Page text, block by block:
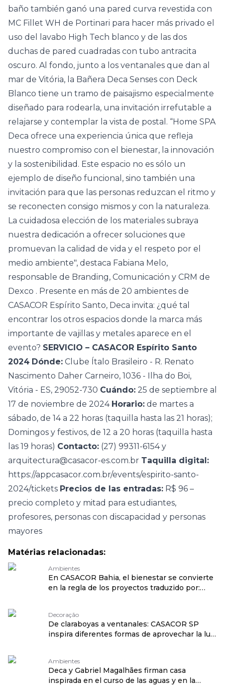
baño también ganó una pared curva revestida con
MC Fillet WH de Portinari para hacer más privado el
uso del lavabo High Tech blanco y de las dos
duchas de pared cuadradas con tubo antracita
oscuro. Al fondo, junto a los ventanales que dan al
mar de Vitória, la Bañera Deca Senses con Deck
Blanco tiene un tramo de paisajismo especialmente
diseñado para rodearla, una invitación irrefutable a
relajarse y contemplar la vista de postal. “Home SPA
Deca ofrece una experiencia única que refleja
nuestro compromiso con el bienestar, la innovación
y la sostenibilidad. Este espacio no es sólo un
ejemplo de diseño funcional, sino también una
invitación para que las personas reduzcan el ritmo y
se reconecten consigo mismos y con la naturaleza.
La cuidadosa elección de los materiales subraya
nuestra dedicación a ofrecer soluciones que
promuevan la calidad de vida y el respeto por el
medio ambiente", destaca Fabiana Melo,
responsable de Branding, Comunicación y CRM de
Dexco . Presente en más de 20 ambientes de
CASACOR Espírito Santo, Deca invita: ¿qué tal
encontrar los otros espacios donde la marca más
importante de vajillas y metales aparece en el
evento? SERVICIO – CASACOR Espírito Santo
2024 Dónde: Clube Ítalo Brasileiro - R. Renato
Nascimento Daher Carneiro, 1036 - Ilha do Boi,
Vitória - ES, 29052-730 Cuándo: 25 de septiembre al
17 de noviembre de 2024 Horario: de martes a
sábado, de 14 a 22 horas (taquilla hasta las 21 horas);
Domingos y festivos, de 12 a 20 horas (taquilla hasta
las 19 horas) Contacto: (27) 99311-6154 y
arquitectura@casacor-es.com.br Taquilla digital:
https://appcasacor.com.br/events/espirito-santo-
2024/tickets Precios de las entradas: R$ 96 –
precio completo y mitad para estudiantes,
profesores, personas con discapacidad y personas
mayores
Matérias relacionadas:
Ambientes
En CASACOR Bahia, el bienestar se convierte
en la regla de los proyectos traduzido por:
Decoração
De claraboyas a ventanales: CASACOR SP
inspira diferentes formas de aprovechar la luz
Ambientes
Deca y Gabriel Magalhães firman casa
inspirada en el curso de las aguas y en la